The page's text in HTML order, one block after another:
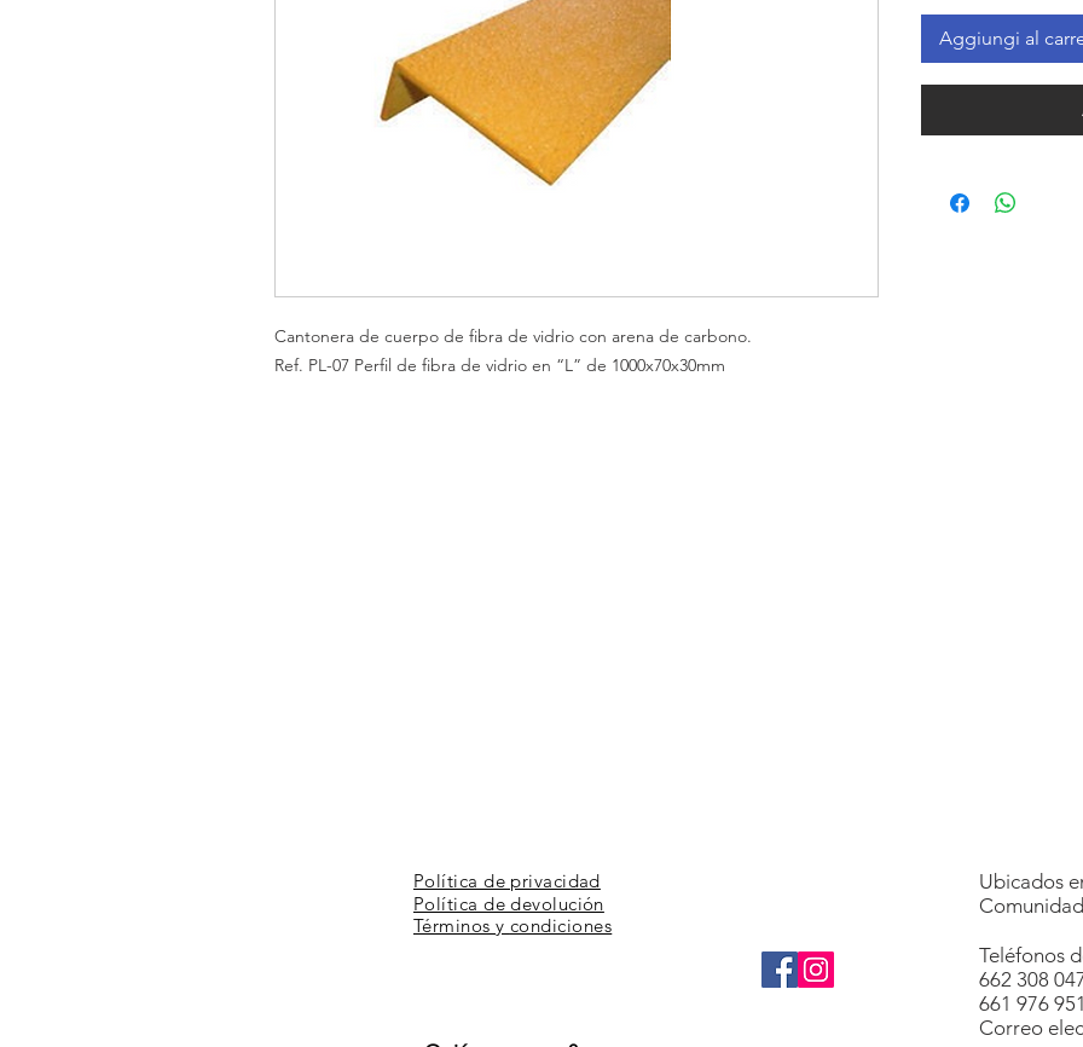
Cantonera de cuerpo de fibra de vidrio con arena de carbono.
Ref. PL-07 Perfil de fibra de vidrio en “L” de 1000x70x30mm
Aggiungi al
Política de privacidad
Política de devolución
Términos y condiciones
Ubicados
Teléfonos
662 308
661 976 951
Correo